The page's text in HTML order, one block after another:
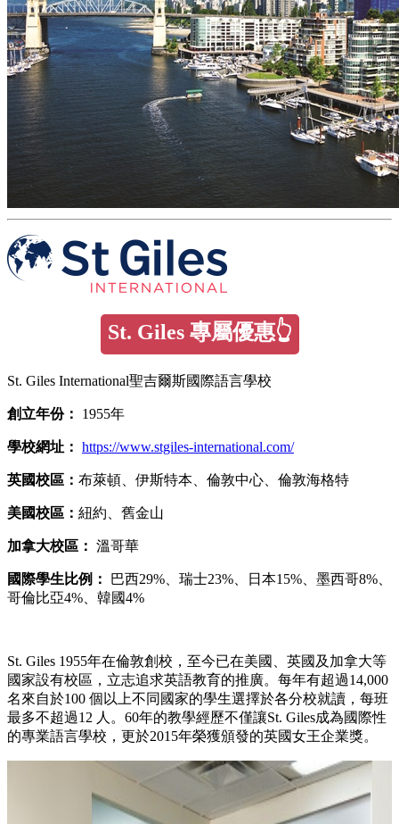
St. Giles 專屬優惠👆
St. Giles International聖吉爾斯國際語言學校
創立年份： 1955年
學校網址： https://www.stgiles-international.com/
英國校區： 布萊頓、伊斯特本、倫敦中心、倫敦海格特
美國校區： 紐約、舊金山
加拿大校區： 溫哥華
國際學生比例：
巴西29%、瑞士23%、日本15%、墨西哥8%、
哥倫比亞4%、韓國4%
St. Giles 1955年在倫敦創校，至今已在美國、英國及加拿大等
國家設有校區，立志追求英語教育的推廣。每年有超過14,000
名來自於100 個以上不同國家的學生選擇於各分校就讀，每班
最多不超過12 人。60年的教學經歷不僅讓St. Giles成為國際性
的專業語言學校，更於2015年榮獲頒發的英國女王企業獎。